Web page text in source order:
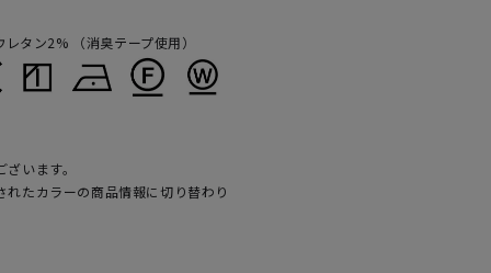
タン2% （消臭テープ使用）
います。
たカラーの商品情報に切り替わり